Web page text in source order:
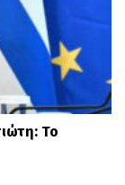
Το